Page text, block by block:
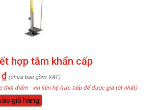
hợp tắm khẩn cấp
₫ (chưa bao gồm VAT)
thời điểm - xin liên hệ trực tiếp để được giá tốt nhất)
giỏ hàng